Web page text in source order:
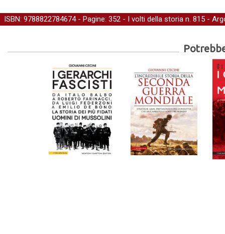
ISBN: 9788822784674 - Pagine: 352 - I volti della storia n. 815 -